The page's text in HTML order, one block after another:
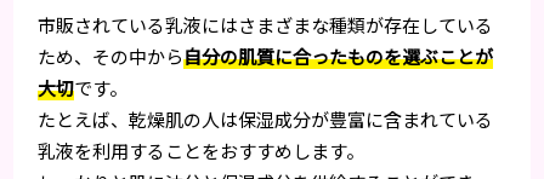
市販されている乳液にはさまざまな種類が存在している
ため、その中から自分の肌質に合ったものを選ぶことが
大切です。
たとえば、乾燥肌の人は保湿成分が豊富に含まれている
乳液を利用することをおすすめします。